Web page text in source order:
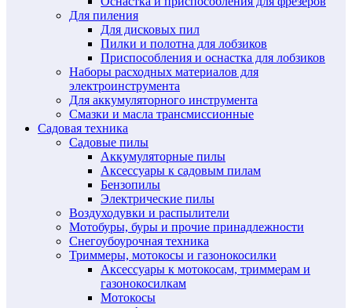
Для пиления
Для дисковых пил
Пилки и полотна для лобзиков
Приспособления и оснастка для лобзиков
Наборы расходных материалов для
электроинструмента
Для аккумуляторного инструмента
Смазки и масла трансмиссионные
Садовая техника
Садовые пилы
Аккумуляторные пилы
Аксессуары к садовым пилам
Бензопилы
Электрические пилы
Воздуходувки и распылители
Мотобуры, буры и прочие принадлежности
Снегоубоурочная техника
Триммеры, мотокосы и газонокосилки
Аксессуары к мотокосам, триммерам и
газонокосилкам
Мотокосы